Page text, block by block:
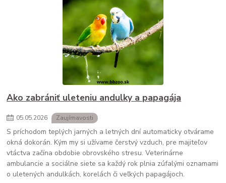
Ako zabrániť uleteniu andulky a papagája
05.05.2026 Zaujímavosti
S príchodom teplých jarných a letných dní automaticky otvárame
okná dokorán. Kým my si užívame čerstvý vzduch, pre majiteľov
vtáctva začína obdobie obrovského stresu. Veterinárne
ambulancie a sociálne siete sa každý rok plnia zúfalými oznamami
o uletených andulkách, korelách či veľkých papagájoch.